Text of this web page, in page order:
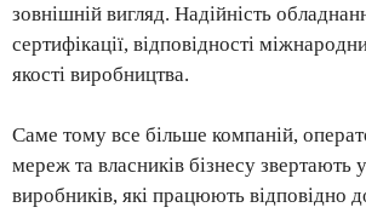
зовнішній вигляд. Надійність
сертифікації, відповідності
якості виробництва.
Саме тому все більше компаній,
мереж та власників бізнесу звертають
виробників, які працюють відповідно